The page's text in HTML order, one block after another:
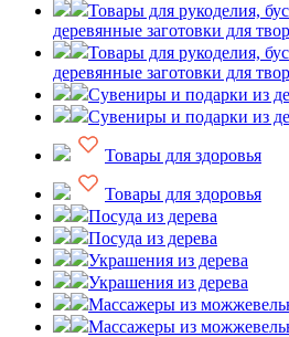
Товары для рукоделия,
деревянные заготовки для
Товары для рукоделия,
деревянные заготовки для
Сувениры и подарки из
Сувениры и подарки из
Товары для здоровья
Товары для здоровья
Посуда из дерева
Посуда из дерева
Украшения из дерева
Украшения из дерева
Массажеры из
Массажеры из